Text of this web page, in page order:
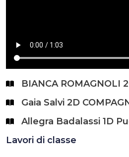
BIANCA ROMAGNOLI
Gaia Salvi 2D
Allegra Badalassi 1D
Lavori di classe